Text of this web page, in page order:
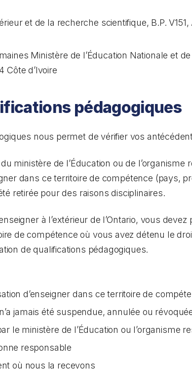
et de la recherche scientifique, B.P. V151,
Ministère de l’Éducation Nationale et
Côte d’Ivoire
pédagogiques
nous permet de vérifier vos
ministère de l’Éducation ou de
dans ce territoire de compétence (pays,
retirée pour des raisons disciplinaires.
à l’extérieur de l’Ontario, vous
de compétence où vous avez détenu le
de qualifications pédagogiques.
d’enseigner dans ce territoire de
jamais été suspendue, annulée ou
le ministère de l’Éducation ou l’organisme
responsable
où nous la recevons